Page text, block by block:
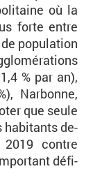
où la
forte entre
po­pu­la­tion
1,4 % par an),
Nar­bonne,
que seule
ha­bi­tants de­
contre
dé­fi­